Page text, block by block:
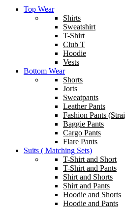
Top Wear
Shirts
Sweatshirt
T-Shirt
Club T
Hoodie
Vests
Bottom Wear
Shorts
Jorts
Sweatpants
Leather Pants
Fashion Pants
Baggie Pants
Cargo Pants
Flare Pants
Suits ( Matching Sets)
T-Shirt and Short
T-Shirt and Pants
Shirt and Shorts
Shirt and Pants
Hoodie and Shorts
Hoodie and Pants